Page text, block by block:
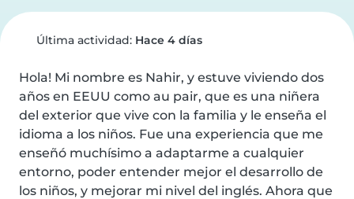
Última actividad: Hace 4 días
Hola! Mi nombre es Nahir, y estuve viviendo dos
años en EEUU como au pair, que es una niñera
del exterior que vive con la familia y le enseña el
idioma a los niños. Fue una experiencia que me
enseñó muchísimo a adaptarme a cualquier
entorno, poder entender mejor el desarrollo de
los niños, y mejorar mi nivel del inglés. Ahora que